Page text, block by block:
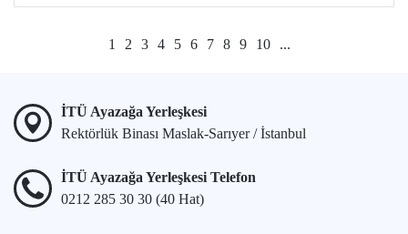
1 2 3 4 5 6 7 8 9 10 ...
İTÜ Ayazağa Yerleşkesi
Rektörlük Binası Maslak-Sarıyer / İstanbul
İTÜ Ayazağa Yerleşkesi Telefon
0212 285 30 30 (40 Hat)